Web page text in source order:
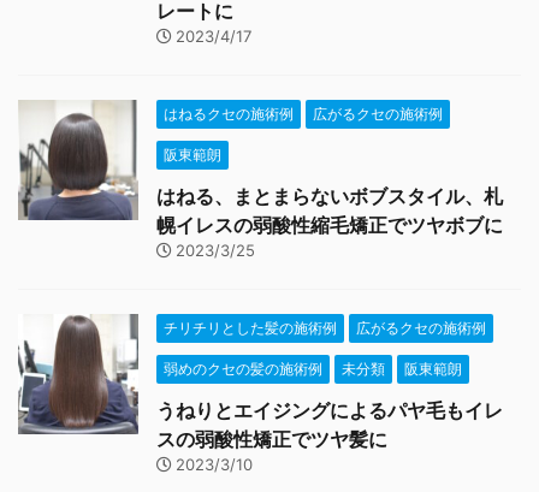
レートに
2023/4/17
はねるクセの施術例 広がるクセの施術例
阪東範朗
はねる、まとまらないボブスタイル、札
幌イレスの弱酸性縮毛矯正でツヤボブに
2023/3/25
チリチリとした髪の施術例 広がるクセの施術例
弱めのクセの髪の施術例 未分類 阪東範朗
うねりとエイジングによるパヤ毛もイレ
スの弱酸性矯正でツヤ髪に
2023/3/10